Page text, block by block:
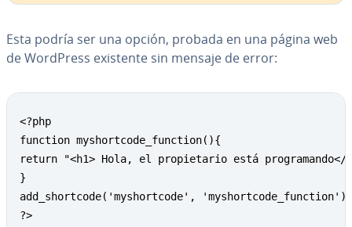
Esta podría ser una opción, probada en una página web
de WordPress existente sin mensaje de error:
<?php
function myshortcode_function(){
return "<h1> Hola, el propietario está programando</
}
add_shortcode('myshortcode', 'myshortcode_function');
?>